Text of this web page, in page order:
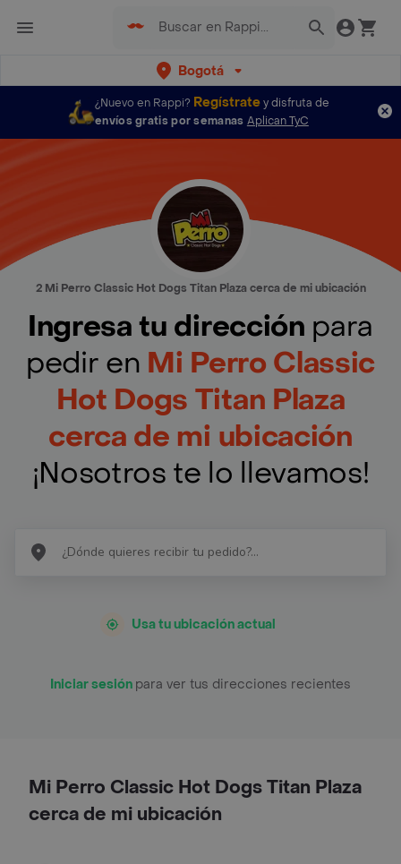
Bogotá
¿Nuevo en Rappi? Regístratey disfruta de
envíos gratis por semanas Aplican TyC
2 Mi Perro Classic Hot Dogs Titan Plaza cerca de mi ubicación
Ingresa tu dirección para
pedir en Mi Perro Classic
Hot Dogs Titan Plaza
cerca de mi ubicación
¡Nosotros te lo llevamos!
Usa tu ubicación actual
Iniciar sesión para ver tus direcciones recientes
Mi Perro Classic Hot Dogs Titan Plaza
cerca de mi ubicación